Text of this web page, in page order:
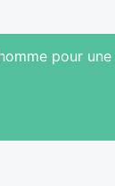
pour